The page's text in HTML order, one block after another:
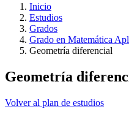
Inicio
Estudios
Grados
Grado en Matemática
Geometría diferencial
Geometría
Volver al plan de estudios